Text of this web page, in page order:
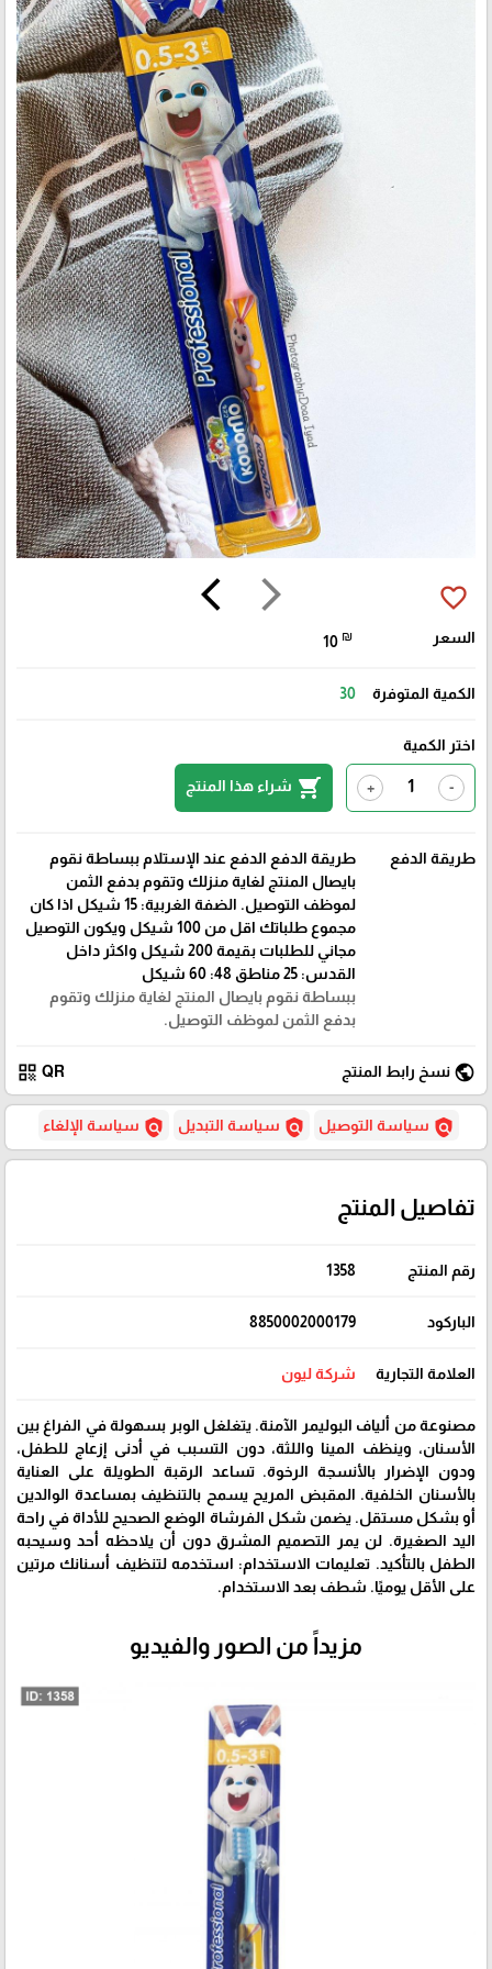
arrow_forward_ios
arrow_back_ios favorite_border
السعر 10 ₪
الكمية المتوفرة 30
اختر الكمية
-
+
shopping_cart شراء هذا المنتج
طريقة الدفع
طريقة الدفع الدفع عند الإستلام ببساطة نقوم
بايصال المنتج لغاية منزلك وتقوم بدفع الثمن
لموظف التوصيل. الضفة الغربية: 15 شيكل اذا كان
مجموع طلباتك اقل من 100 شيكل ويكون التوصيل
مجاني للطلبات بقيمة 200 شيكل واكثر داخل
القدس: 25 مناطق 48: 60 شيكل
ببساطة نقوم بايصال المنتج لغاية منزلك وتقوم
بدفع الثمن لموظف التوصيل.
public نسخ رابط المنتج QR
qr_code
policy سياسة التوصيل policy سياسة التبديل policy سياسة الإلغاء
تفاصيل المنتج
رقم المنتج 1358
الباركود 8850002000179
العلامة التجارية شركة ليون
مصنوعة من ألياف البوليمر الآمنة. يتغلغل الوبر بسهولة في الفراغ بين
الأسنان، وينظف المينا واللثة، دون التسبب في أدنى إزعاج للطفل،
ودون الإضرار بالأنسجة الرخوة. تساعد الرقبة الطويلة على العناية
بالأسنان الخلفية. المقبض المريح يسمح بالتنظيف بمساعدة الوالدين
أو بشكل مستقل. يضمن شكل الفرشاة الوضع الصحيح للأداة في راحة
اليد الصغيرة. لن يمر التصميم المشرق دون أن يلاحظه أحد وسيحبه
الطفل بالتأكيد. تعليمات الاستخدام: استخدمه لتنظيف أسنانك مرتين
على الأقل يوميًا. شطف بعد الاستخدام.
مزيداً من الصور والفيديو